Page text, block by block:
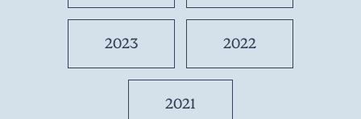
2023 2022
2021